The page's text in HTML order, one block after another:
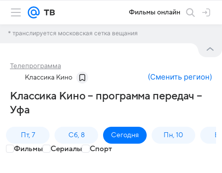
Фильмы онлайн
* транслируется московская сетка вещания
Телепрограмма
Классика Кино (Сменить регион)
Классика Кино – программа передач –
Уфа
Пт, 7 Сб, 8 Сегодня Пн, 10
Фильмы Сериалы Спорт